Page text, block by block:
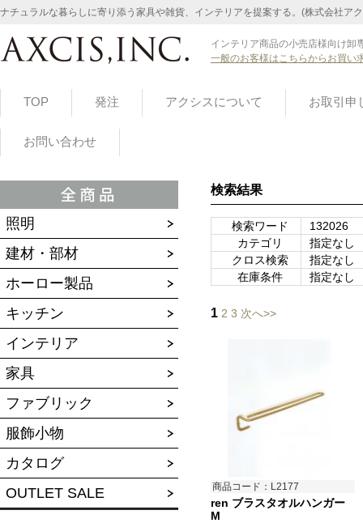
ナチュラルな暮らしに寄り添う家具や雑貨、インテリアを提案する。(株式会社ア
インテリア商品の小売店様向け卸
一般のお客様はこちらからお買い
TOP 発注 アクシスについて お取引申
お問い合わせ
照明
建材・部材
ホーロー製品
キッチン
インテリア
家具
ファブリック
服飾小物
カタログ
OUTLET SALE
検索結果
検索ワード
132026
カテゴリ
指定なし
クロス検索
指定なし
在庫条件
指定なし
1 2 3 次へ>>
商品コード：L2177
ren ブラスタオルハンガー
M